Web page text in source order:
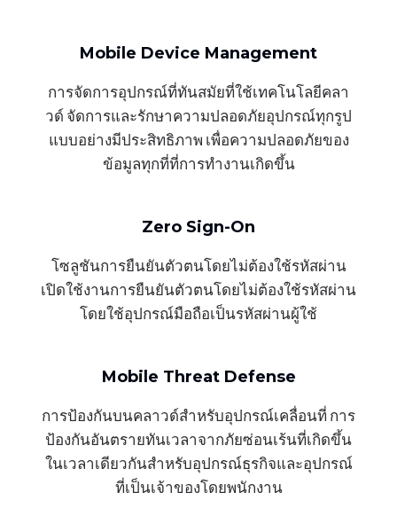
Mobile Device Management
การจัดการอุปกรณ์ที่ทันสมัยที่ใช้เทคโนโลยีคลา
วด์ จัดการและรักษาความปลอดภัยอุปกรณ์ทุกรูป
แบบอย่างมีประสิทธิภาพ เพื่อความปลอดภัยของ
ข้อมูลทุกที่ที่การทำงานเกิดขึ้น
Zero Sign-On
โซลูชันการยืนยันตัวตนโดยไม่ต้องใช้รหัสผ่าน
เปิดใช้งานการยืนยันตัวตนโดยไม่ต้องใช้รหัสผ่าน
โดยใช้อุปกรณ์มือถือเป็นรหัสผ่านผู้ใช้
Mobile Threat Defense
การป้องกันบนคลาวด์สำหรับอุปกรณ์เคลื่อนที่ การ
ป้องกันอันตรายทันเวลาจากภัยซ่อนเร้นที่เกิดขึ้น
ในเวลาเดียวกันสำหรับอุปกรณ์ธุรกิจและอุปกรณ์
ที่เป็นเจ้าของโดยพนักงาน